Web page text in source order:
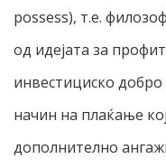
possess), т.е.
од идејата за
инвестициско
начин на плаќање
дополнително